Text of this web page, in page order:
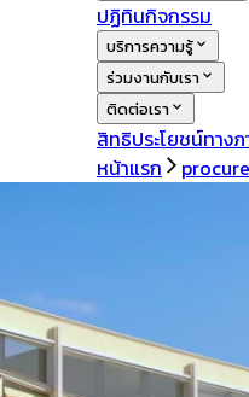
ปฏิทินกิจกรรม
บริการความรู้
ร่วมงานกับเรา
ติดต่อเรา
สิทธิประโยชน์ทาง
หน้าแรก